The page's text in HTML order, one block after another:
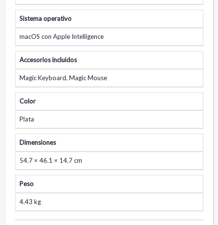
Sistema operativo
macOS con Apple Intelligence
Accesorios incluidos
Magic Keyboard, Magic Mouse
Color
Plata
Dimensiones
54.7 × 46.1 × 14.7 cm
Peso
4.43 kg